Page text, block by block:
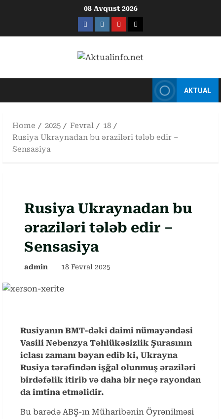
08 Avqust 2026
FacebookInstagram
Youtube
X
AKTUAL
Home 2025 Fevral
18
Rusiya Ukraynadan bu əraziləri tələb edir –
Sensasiya
Rusiya Ukraynadan bu
əraziləri tələb edir –
Sensasiya
admin 18 Fevral 2025
Rusiyanın BMT-dəki daimi nümayəndəsi
Vasili Nebenzya Təhlükəsizlik Şurasının
iclası zamanı bəyan edib ki, Ukrayna
Rusiya tərəfindən işğal olunmuş əraziləri
birdəfəlik itirib və daha bir neçə rayondan
da imtina etməlidir.
Bu barədə ABŞ-ın Müharibənin Öyrənilməsi